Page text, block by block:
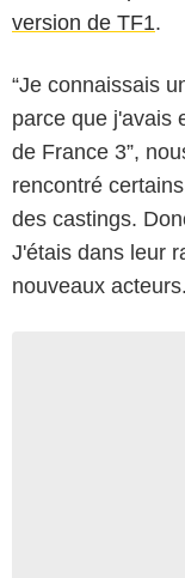
version de TF1.
“Je connaissais
parce que j'avais
de France 3”,
rencontré
des castings.
J'étais dans leur
nouveaux